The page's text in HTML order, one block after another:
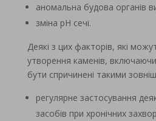
аномальна будова органів
зміна pH сечі.
Деякі з цих факторів, які
утворення каменів,
бути спричинені такими
регулярне застосування
засобів при хронічних